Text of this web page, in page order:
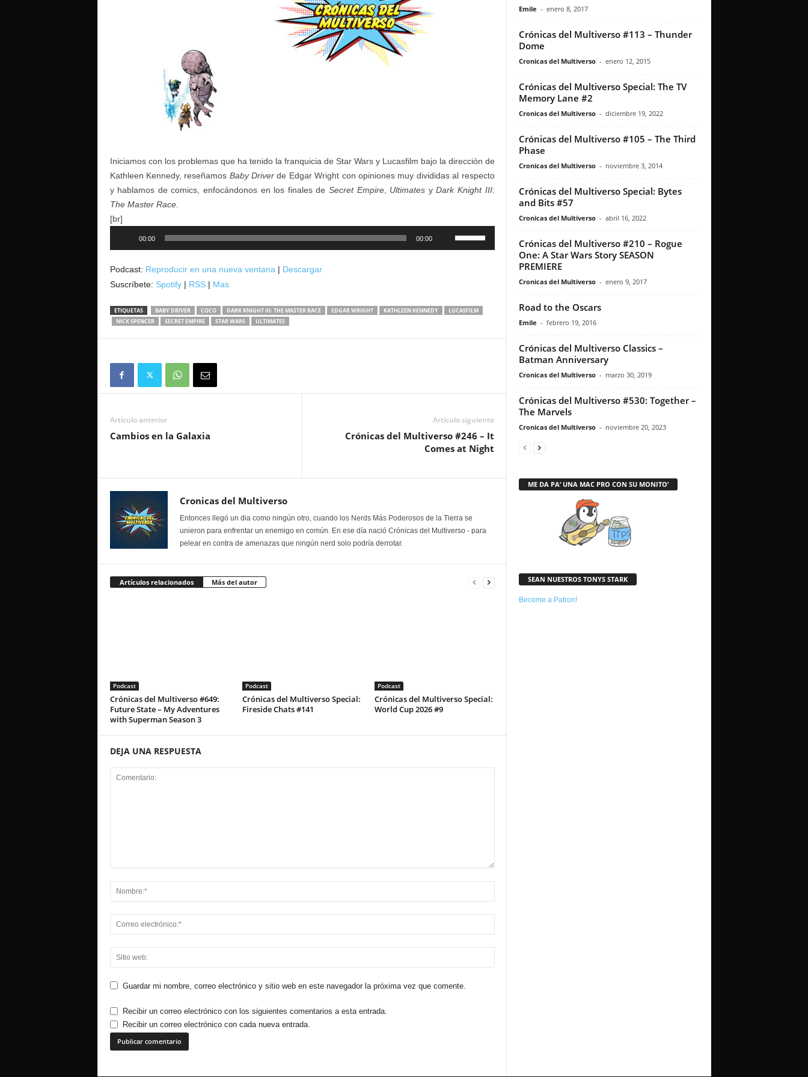
Iniciamos con los problemas que ha tenido la franquicia de Star Wars y Lucasfilm bajo la dirección de
Kathleen Kennedy, reseñamos Baby Driver de Edgar Wright con opiniones muy divididas al respecto
y hablamos de comics, enfocándonos en los finales de Secret Empire, Ultimates yDark Knight III:
The Master Race.
[br]
00:00 00:00
arriba/abajo
volumen.
Podcast: Reproducir en una nueva ventana| Descargar
Suscríbete: Spotify| RSS| Mas
ETIQUETAS BABY DRIVER COCO DARK KNIGHT III: THE MASTER RACE EDGAR WRIGHT KATHLEEN KENNEDY
LUCASFILM
NICK SPENCER
SECRET EMPIRE STAR WARS ULTIMATES
Artículo anterior
Cambios en la Galaxia
Artículo siguiente
Crónicas del Multiverso #246 – It
Comes at Night
Cronicas del Multiverso
Entonces llegó un dia como ningún otro, cuando los Nerds Más Poderosos de la Tierra se
unieron para enfrentar un enemigo en común. En ese día nació Crónicas del Multiverso - para
pelear en contra de amenazas que ningún nerd solo podría derrotar.
Artículos relacionados Más del autor
Podcast
Crónicas del Multiverso #649:
Future State – My Adventures
with Superman Season 3
Podcast
Crónicas del Multiverso Special:
Fireside Chats #141
Podcast
Crónicas del Multiverso Special:
World Cup 2026 #9
DEJA UNA RESPUESTA
Guardar mi nombre, correo electrónico y sitio web en este navegador la próxima vez que comente.
Recibir un correo electrónico con los siguientes comentarios a esta entrada.
Recibir un correo electrónico con cada nueva entrada.
Emile - enero 8, 2017
Crónicas del Multiverso #113 – Thunder
Dome
Cronicas del Multiverso - enero 12, 2015
Crónicas del Multiverso Special: The TV
Memory Lane #2
Cronicas del Multiverso - diciembre 19, 2022
Crónicas del Multiverso #105 – The Third
Phase
Cronicas del Multiverso - noviembre 3, 2014
Crónicas del Multiverso Special: Bytes
and Bits #57
Cronicas del Multiverso - abril 16, 2022
Crónicas del Multiverso #210 – Rogue
One: A Star Wars Story SEASON
PREMIERE
Cronicas del Multiverso - enero 9, 2017
Road to the Oscars
Emile - febrero 19, 2016
Crónicas del Multiverso Classics –
Batman Anniversary
Cronicas del Multiverso - marzo 30, 2019
Crónicas del Multiverso #530: Together –
The Marvels
Cronicas del Multiverso - noviembre 20, 2023
ME DA PA’ UNA MAC PRO CON SU MONITO’
SEAN NUESTROS TONYS STARK
Become a Patron!